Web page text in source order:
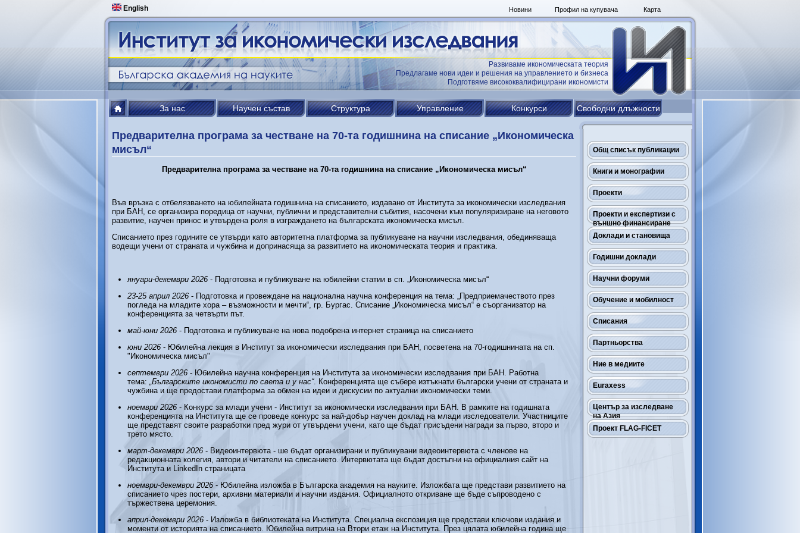
English Карта
Профил на купувача
Новини
Развиваме икономическата теория
Предлагаме нови идеи и решения на управлението и бизнеса
Подготвяме висококвалифицирани икономисти
За нас Научен състав Структура Управление Конкурси Свободни длъжности
Общ списък публикации
Книги и монографии
Проекти
Проекти и експертизи с
външно финансиране
Доклади и становища
Годишни доклади
Научни форуми
Обучение и мобилност
Списания
Партньорства
Ние в медиите
Euraxess
Център за изследване
на Азия
Проект FLAG-FICET
Предварителна програма за честване на 70-та годишнина на списание „Икономическа
мисъл“
Предварителна програма за честване на 70-та годишнина на списание „Икономическа мисъл“
Във връзка с отбелязването на юбилейната годишнина на списанието, издавано от Института за икономически изследвания
при БАН, се организира поредица от научни, публични и представителни събития, насочени към популяризиране на неговото
развитие, научен принос и утвърдена роля в изграждането на българската икономическа мисъл.
Списанието през годините се утвърди като авторитетна платформа за публикуване на научни изследвания, обединяваща
водещи учени от страната и чужбина и допринасяща за развитието на икономическата теория и практика.
януари-декември 2026 - Подготовка и публикуване на юбилейни статии в сп. „Икономическа мисъл“
23-25 април 2026 - Подготовка и провеждане на национална научна конференция на тема: „Предприемачеството през
погледа на младите хора – възможности и мечти“, гр. Бургас. Списание „Икономическа мисъл“ е съорганизатор на
конференцията за четвърти път.
май-юни 2026 - Подготовка и публикуване на нова подобрена интернет страница на списанието
юни 2026 - Юбилейна лекция в Институт за икономически изследвания при БАН, посветена на 70-годишнината на сп.
"Икономическа мисъл"
септември 2026 - Юбилейна научна конференция на Института за икономически изследвания при БАН. Работна
тема: „Българските икономисти по света и у нас“. Конференцията ще събере изтъкнати български учени от страната и
чужбина и ще предостави платформа за обмен на идеи и дискусии по актуални икономически теми.
ноември 2026 - Конкурс за млади учени - Институт за икономически изследвания при БАН. В рамките на годишната
конференцията на Института ще се проведе конкурс за най-добър научен доклад на млади изследователи. Участниците
ще представят своите разработки пред жури от утвърдени учени, като ще бъдат присъдени награди за първо, второ и
трето място.
март-декември 2026 - Видеоинтервюта - ше бъдат организирани и публикувани видеоинтервюта с членове на
редакционната колегия, автори и читатели на списанието. Интервютата ще бъдат достъпни на официалния сайт на
Института и LinkedIn страницата
ноември-декември 2026 - Юбилейна изложба в Българска академия на науките. Изложбата ще представи развитието на
списанието чрез постери, архивни материали и научни издания. Официалното откриване ще бъде съпроводено с
тържествена церемония.
април-декември 2026 - Изложба в библиотеката на Института. Специална експозиция ще представи ключови издания и
моменти от историята на списанието. Юбилейна витрина на Втори етаж на Института. През цялата юбилейна година ще